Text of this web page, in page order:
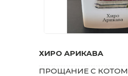
ХИРО АРИКАВА
ПРОЩАНИЕ С КОТОМ